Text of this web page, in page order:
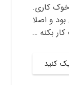
کاری.
و اصلا
بکنه …
کنید